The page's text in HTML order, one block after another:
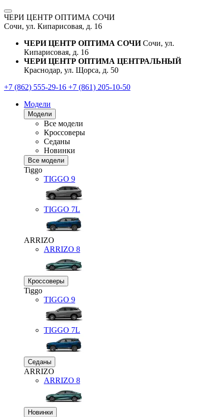
ЧЕРИ ЦЕНТР ОПТИМА СОЧИ
Сочи, ул. Кипарисовая, д. 16
ЧЕРИ ЦЕНТР ОПТИМА СОЧИ Сочи, ул.
Кипарисовая, д. 16
ЧЕРИ ЦЕНТР ОПТИМА ЦЕНТРАЛЬНЫЙ
Краснодар, ул. Щорса, д. 50
+7 (862) 555-29-16 +7 (861) 205-10-50
Модели
Модели
Все модели
Кроссоверы
Седаны
Новинки
Все модели
Tiggo
TIGGO 9
TIGGO 7L
ARRIZO
ARRIZO 8
Кроссоверы
Tiggo
TIGGO 9
TIGGO 7L
Седаны
ARRIZO
ARRIZO 8
Новинки